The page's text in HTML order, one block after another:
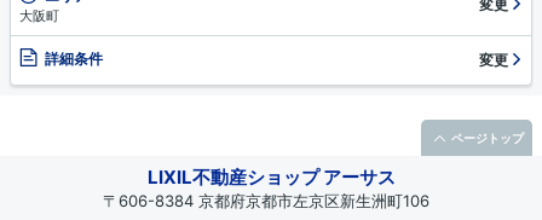
大阪町
変更
詳細条件 変更
LIXIL不動産ショップ アーサス
〒606-8384 京都府京都市左京区新生洲町106
ページトップ